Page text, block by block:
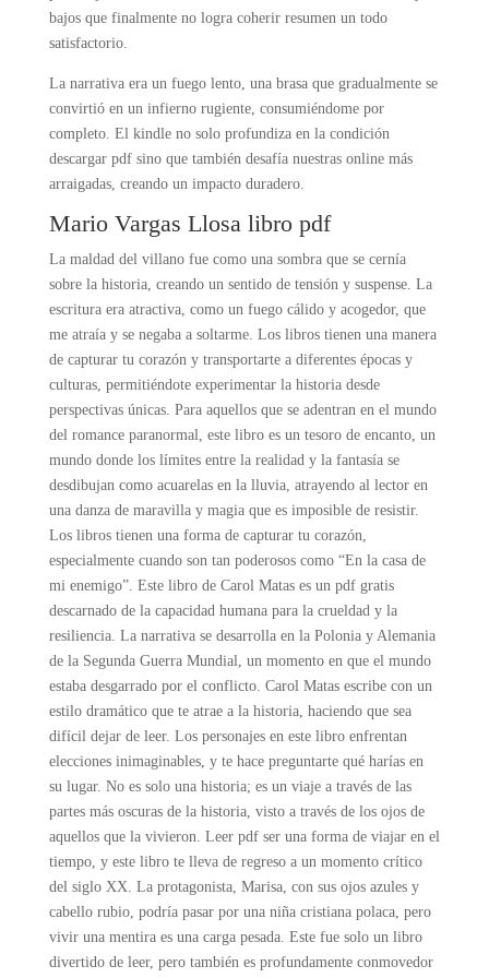
bajos que finalmente no logra coherir resumen un todo
satisfactorio.
La narrativa era un fuego lento, una brasa que gradualmente se
convirtió en un infierno rugiente, consumiéndome por
completo. El kindle no solo profundiza en la condición
descargar pdf sino que también desafía nuestras online más
arraigadas, creando un impacto duradero.
Mario Vargas Llosa libro pdf
La maldad del villano fue como una sombra que se cernía
sobre la historia, creando un sentido de tensión y suspense. La
escritura era atractiva, como un fuego cálido y acogedor, que
me atraía y se negaba a soltarme. Los libros tienen una manera
de capturar tu corazón y transportarte a diferentes épocas y
culturas, permitiéndote experimentar la historia desde
perspectivas únicas. Para aquellos que se adentran en el mundo
del romance paranormal, este libro es un tesoro de encanto, un
mundo donde los límites entre la realidad y la fantasía se
desdibujan como acuarelas en la lluvia, atrayendo al lector en
una danza de maravilla y magia que es imposible de resistir.
Los libros tienen una forma de capturar tu corazón,
especialmente cuando son tan poderosos como “En la casa de
mi enemigo”. Este libro de Carol Matas es un pdf gratis
descarnado de la capacidad humana para la crueldad y la
resiliencia. La narrativa se desarrolla en la Polonia y Alemania
de la Segunda Guerra Mundial, un momento en que el mundo
estaba desgarrado por el conflicto. Carol Matas escribe con un
estilo dramático que te atrae a la historia, haciendo que sea
difícil dejar de leer. Los personajes en este libro enfrentan
elecciones inimaginables, y te hace preguntarte qué harías en
su lugar. No es solo una historia; es un viaje a través de las
partes más oscuras de la historia, visto a través de los ojos de
aquellos que la vivieron. Leer pdf ser una forma de viajar en el
tiempo, y este libro te lleva de regreso a un momento crítico
del siglo XX. La protagonista, Marisa, con sus ojos azules y
cabello rubio, podría pasar por una niña cristiana polaca, pero
vivir una mentira es una carga pesada. Este fue solo un libro
divertido de leer, pero también es profundamente conmovedor